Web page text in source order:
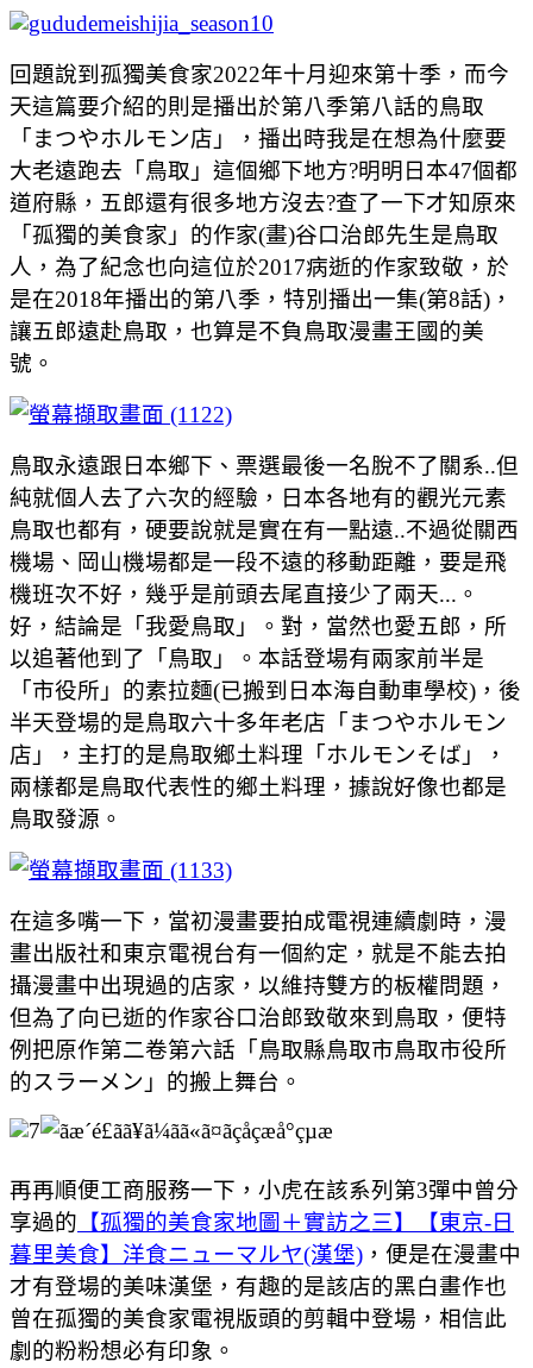
回題說到孤獨美食家2022年十月迎來第十季，而今
天這篇要介紹的則是播出於第八季第八話的鳥取
「まつやホルモン店」，播出時我是在想為什麼要
大老遠跑去「鳥取」這個鄉下地方?明明日本47個都
道府縣，五郎還有很多地方沒去?查了一下才知原來
「孤獨的美食家」的作家(畫)谷口治郎先生是鳥取
人，為了紀念也向這位於2017病逝的作家致敬，於
是在2018年播出的第八季，特別播出一集(第8話)，
讓五郎遠赴鳥取，也算是不負鳥取漫畫王國的美
號。
鳥取永遠跟日本鄉下、票選最後一名脫不了關系..但
純就個人去了六次的經驗，日本各地有的觀光元素
鳥取也都有，硬要說就是實在有一點遠..不過從關西
機場、岡山機場都是一段不遠的移動距離，要是飛
機班次不好，幾乎是前頭去尾直接少了兩天...。
好，結論是「我愛鳥取」。對，當然也愛五郎，所
以追著他到了「鳥取」。本話登場有兩家前半是
「市役所」的素拉麵(已搬到日本海自動車學校)，後
半天登場的是鳥取六十多年老店「まつやホルモン
店」，主打的是鳥取鄉土料理「ホルモンそば」，
兩樣都是鳥取代表性的鄉土料理，據說好像也都是
鳥取發源。
在這多嘴一下，當初漫畫要拍成電視連續劇時，漫
畫出版社和東京電視台有一個約定，就是不能去拍
攝漫畫中出現過的店家，以維持雙方的板權問題，
但為了向已逝的作家谷口治郎致敬來到鳥取，便特
例把原作第二卷第六話「鳥取縣鳥取市鳥取市役所
的スラーメン」的搬上舞台。
再再順便工商服務一下，小虎在該系列第3彈中曾分
享過的 【孤獨的美食家地圖＋實訪之三】【東京-日
暮里美食】洋食ニューマルヤ(漢堡) ，便是在漫畫中
才有登場的美味漢堡，有趣的是該店的黑白畫作也
曾在孤獨的美食家電視版頭的剪輯中登場，相信此
劇的粉粉想必有印象。